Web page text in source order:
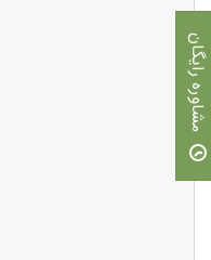
مشاوره رایگان